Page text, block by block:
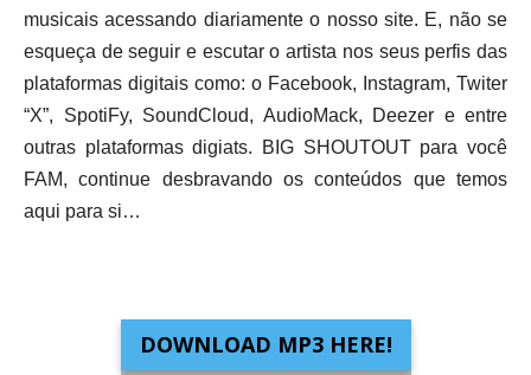
musicais acessando diariamente o nosso site. E, não se
esqueça de seguir e escutar o artista nos seus perfis das
plataformas digitais como: o Facebook, Instagram, Twiter
“X”, SpotiFy, SoundCloud, AudioMack, Deezer e entre
outras plataformas digiats. BIG SHOUTOUT para você
FAM, continue desbravando os conteúdos que temos
aqui para si…
DOWNLOAD MP3 HERE!